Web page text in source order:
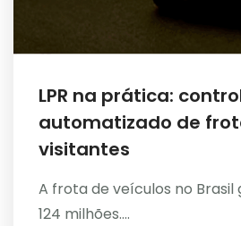
LPR na prática:
automatizado de
visitantes
A frota de veículos no
124 milhões....